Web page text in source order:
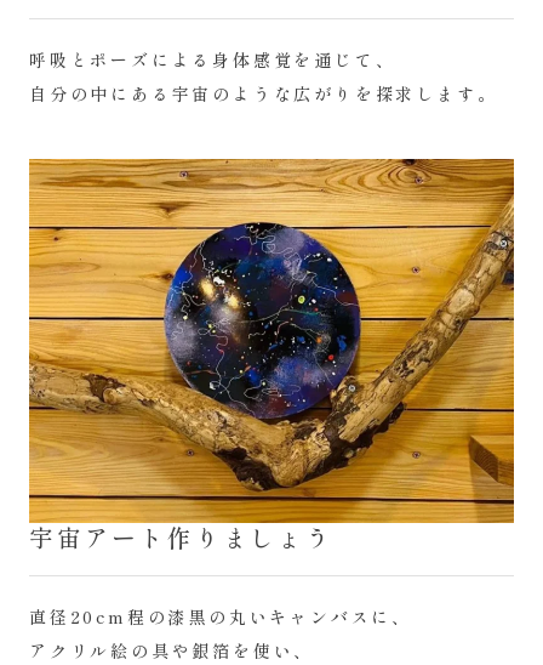
呼吸とポーズによる身体感覚を通じて、
自分の中にある宇宙のような広がりを探求します。
宇宙アート作りましょう
直径20cm程の漆黒の丸いキャンバスに、
アクリル絵の具や銀箔を使い、